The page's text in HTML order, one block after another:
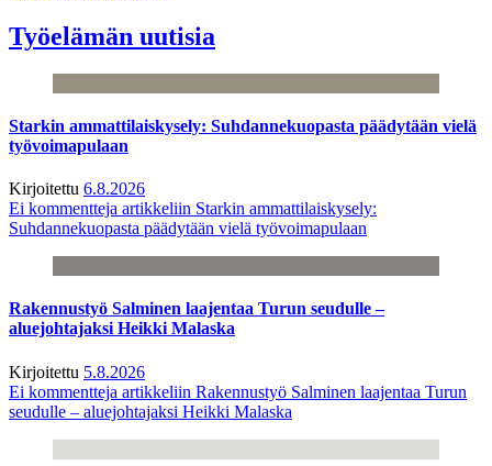
Työelämän uutisia
Starkin ammattilaiskysely: Suhdannekuopasta päädytään vielä
työvoimapulaan
Kirjoitettu 6.8.2026
Ei kommentteja artikkeliin Starkin ammattilaiskysely:
Suhdannekuopasta päädytään vielä työvoimapulaan
Rakennustyö Salminen laajentaa Turun seudulle –
aluejohtajaksi Heikki Malaska
Kirjoitettu 5.8.2026
Ei kommentteja artikkeliin Rakennustyö Salminen laajentaa Turun
seudulle – aluejohtajaksi Heikki Malaska